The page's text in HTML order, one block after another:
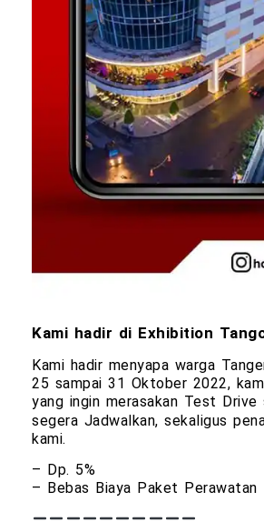
Kami hadir di Exhibition
Kami hadir menyapa warga
25 sampai 31 Oktober 2022,
yang ingin merasakan Test Drive
segera Jadwalkan, sekaligus
kami.
– Dp. 5%
– Bebas Biaya Paket